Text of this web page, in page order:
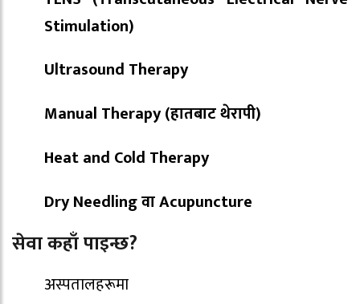
Stimulation)
Ultrasound Therapy
Manual Therapy (हातबाट थेरापी)
Heat and Cold Therapy
Dry Needling वा Acupuncture
सेवा कहाँ पाइन्छ?
अस्पतालहरूमा